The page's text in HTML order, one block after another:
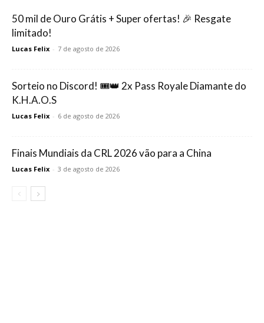
50 mil de Ouro Grátis + Super ofertas! 🎉 Resgate
limitado!
Lucas Felix - 7 de agosto de 2026
Sorteio no Discord! 🎟️👑 2x Pass Royale Diamante do
K.H.A.O.S
Lucas Felix - 6 de agosto de 2026
Finais Mundiais da CRL 2026 vão para a China
Lucas Felix - 3 de agosto de 2026